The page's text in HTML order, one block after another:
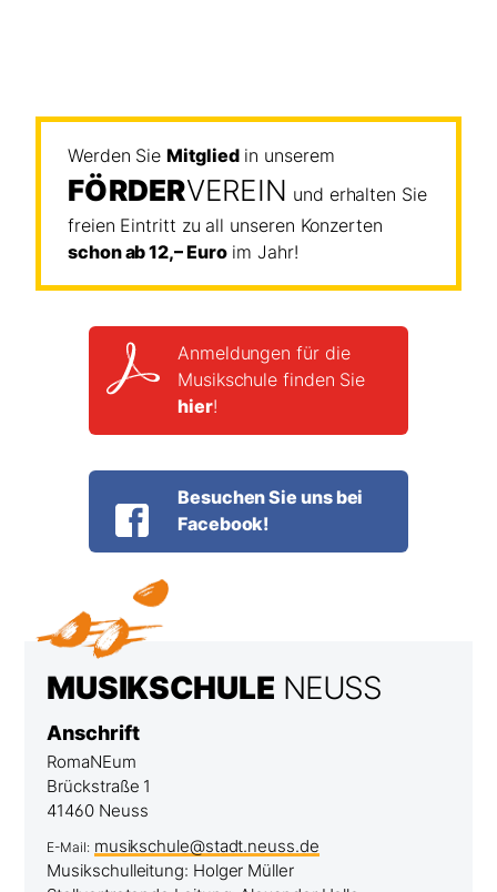
Werden SieMitgliedin unserem
FÖRDERVEREIN und erhalten Sie
freien Eintritt zu all unseren Konzerten
schon ab 12,– Euroim Jahr!
Anmeldungen für die
Musikschule finden Sie
hier!
Besuchen Sie uns bei
Facebook!
Kontakt
MUSIKSCHULE DER STADT
NEUSS
Anschrift
RomaNEum
Brückstraße 1
41460 Neuss
E-Mail: musikschule@stadt.neuss.de
Musikschulleitung: Holger Müller